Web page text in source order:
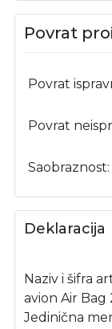
Povrat
Povrat
Povrat
Saobraznost:
Deklaracija
Naziv i šifra
avion Air Bag
Jedinična